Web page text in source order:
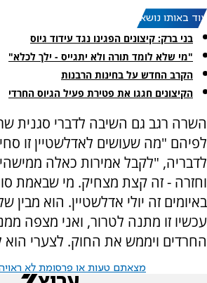
עוד באותו נושא:
בני ברק: קיצונים הפגינו נגד עידוד גיוס
"מי שלא לומד תורה ולא יתגייס - ילך לכלא"
הקרב החדש על בחינות הרבנות
הקיצונים חגגו את פטירת פעיל הגיוס החרדי
השרה רגב גם השיבה לדברי סגנית
לפיהם "מה שעושים לאדלשטיין זו
לדבריה, "לקבל אמירות כאלה
וחזרה - זה קצת מצחיק. מי שבאמת
באיומים זה יולי אדלשטיין. הוא
עכשיו זו מתנה לטרור, ואני מצפה
החרדים ויממש את החוק. לצערי
מצאתם טעות או פרסומת לא